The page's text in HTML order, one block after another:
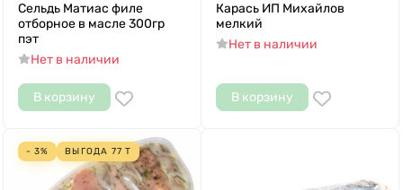
Сельдь Матиас филе
отборное в масле 300гр
пэт
Нет в наличии
В корзину
Карась ИП Михайлов
мелкий
Нет в наличии
В корзину
- 3% ВЫГОДА 77 Т